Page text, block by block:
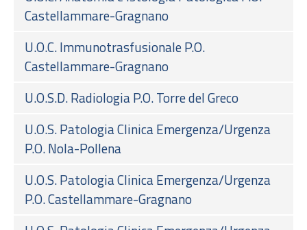
Castellammare-Gragnano
U.O.C. Immunotrasfusionale P.O.
Castellammare-Gragnano
U.O.S.D. Radiologia P.O. Torre del Greco
U.O.S. Patologia Clinica Emergenza/Urgenza
P.O. Nola-Pollena
U.O.S. Patologia Clinica Emergenza/Urgenza
P.O. Castellammare-Gragnano